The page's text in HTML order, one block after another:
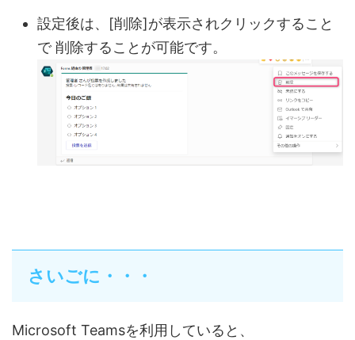
設定後は、[削除]が表示されクリックすること
で 削除することが可能です。
さいごに・・・
Microsoft Teamsを利用していると、